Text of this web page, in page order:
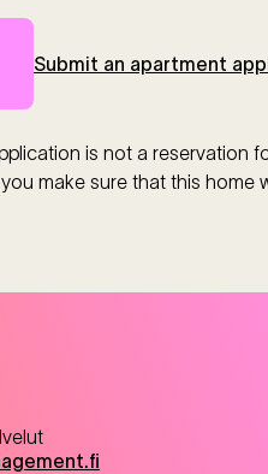
Submit an apartment
is not a reservation
make sure that this home